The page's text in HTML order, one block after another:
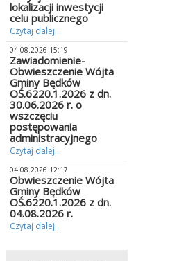
lokalizacji inwestycji
celu publicznego
Czytaj dalej...
04.08.2026 15:19
Zawiadomienie-
Obwieszczenie Wójta
Gminy Będków
OŚ.6220.1.2026 z dn.
30.06.2026 r. o
wszczęciu
postępowania
administracyjnego
Czytaj dalej...
04.08.2026 12:17
Obwieszczenie Wójta
Gminy Będków
OŚ.6220.1.2026 z dn.
04.08.2026 r.
Czytaj dalej...